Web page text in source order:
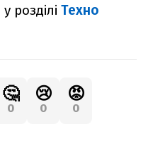
розділі Техно
🤔
0
😢
0
😡
0